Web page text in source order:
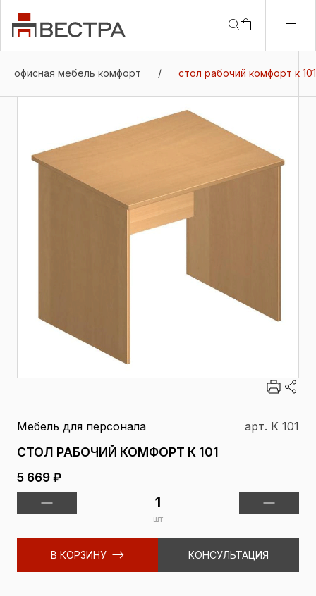
офисная мебель комфорт / стол рабочий комфорт к 101
Мебель для персонала арт. К 101
СТОЛ РАБОЧИЙ КОМФОРТ К 101
5 669 ₽
шт
В КОРЗИНУ КОНСУЛЬТАЦИЯ